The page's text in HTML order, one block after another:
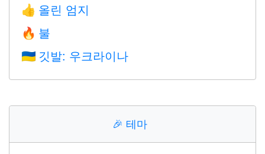
👍 올린 엄지
🔥 불
🇺🇦 깃발: 우크라이나
🎉 테마